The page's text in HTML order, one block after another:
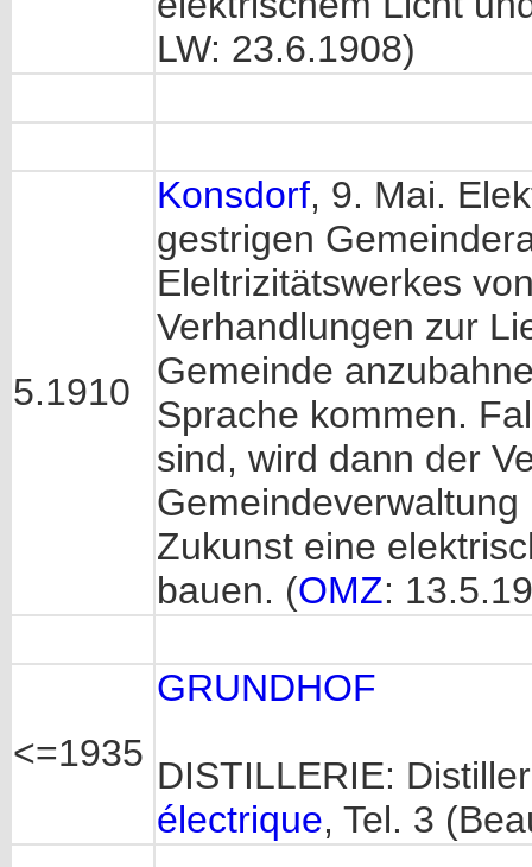
LW: 23.6.1908)
5.1910
Konsdorf, 9. Mai.
gestrigen
Eleltrizitätswerkes
Verhandlungen zur
Gemeinde
Sprache kommen.
sind, wird dann der
Zukunst eine
bauen. (OMZ:
<=1935
GRUNDHOF
DISTILLERIE:
électrique, Tel. 3